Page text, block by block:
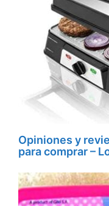
Opiniones y
para comprar –